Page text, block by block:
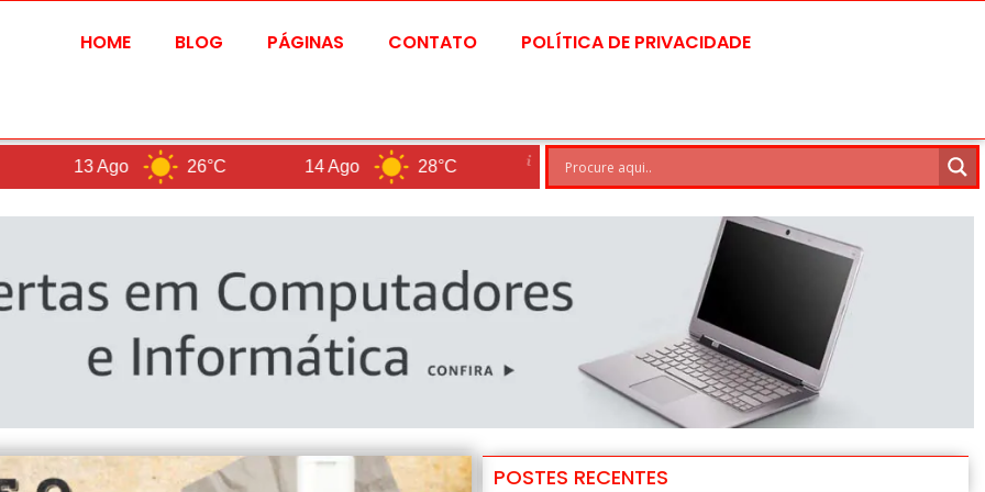
HOME BLOG PÁGINAS CONTATO POLÍTICA DE PRIVACIDADE
26°C 14 Ago 28°C Brasilia
POSTES RECENTES